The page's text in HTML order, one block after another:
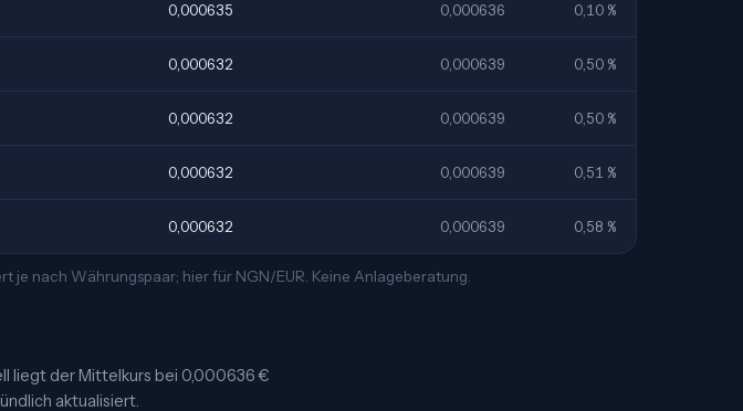
0,000635 0,000636 0,10 %
0,000632 0,000639 0,50 %
0,000632 0,000639 0,50 %
0,000632 0,000639 0,51 %
0,000632 0,000639 0,58 %
nach Währungspaar; hier für NGN/EUR. Keine Anlageberatung.
liegt der Mittelkurs bei 0,000636 €
aktualisiert.